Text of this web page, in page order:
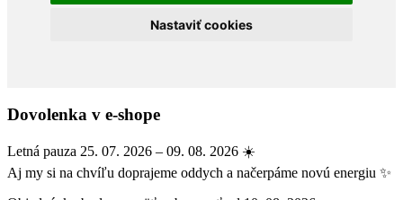
Nastaviť cookies
Dovolenka v e-shope
Letná pauza 25. 07. 2026 – 09. 08. 2026 ☀️
Aj my si na chvíľu doprajeme oddych a načerpáme novú energiu ✨